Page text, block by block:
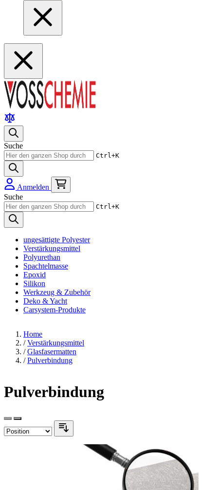
Suche
Ctrl+K
Anmelden
Suche
Ctrl+K
ungesättigte Polyester
Verstärkungsmittel
Polyurethan
Spachtelmasse
Epoxid
Silikon
Werkzeug & Zubehör
Deko & Yacht
Carsystem-Produkte
Home
/ Verstärkungsmittel
/ Glasfasermatten
/ Pulverbindung
Pulverbindung